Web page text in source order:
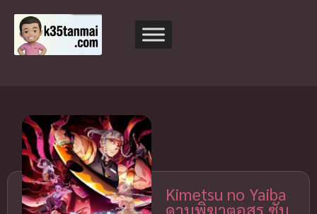
Kimetsu no Yaiba